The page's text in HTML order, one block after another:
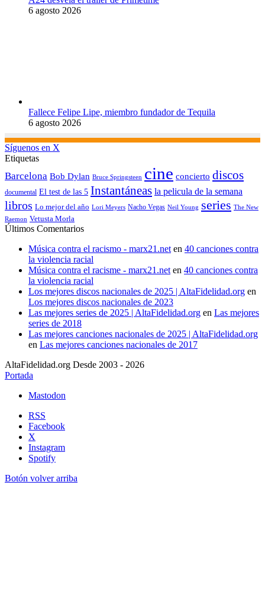
6 agosto 2026
Fallece Felipe Lipe, miembro fundador de Tequila
6 agosto 2026
Síguenos en X
Etiquetas
Barcelona Bob Dylan Bruce Springsteen cine concierto discos
documental El test de las 5 Instantáneas la pelicula de la semana
libros Lo mejor del año Lori Meyers Nacho Vegas Neil Young series The New
Raemon Vetusta Morla
Últimos Comentarios
Música contra el racismo - marx21.neten 40 canciones contra
la violencia racial
Música contra el racisme - marx21.neten 40 canciones contra
la violencia racial
Los mejores discos nacionales de 2025 | AltaFidelidad.org en
Los mejores discos nacionales de 2023
Las mejores series de 2025 | AltaFidelidad.org en Las mejores
series de 2018
Las mejores canciones nacionales de 2025 | AltaFidelidad.org
en Las mejores canciones nacionales de 2017
AltaFidelidad.org Desde 2003 - 2026
Portada
Mastodon
RSS
Facebook
X
Instagram
Spotify
Botón volver arriba